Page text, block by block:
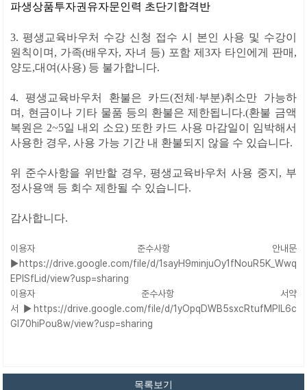
파생상품투자권유자문인력 초단기합격반
3. 평생교육바우처 수강 신청 접수 시 본인 사용 및 수강이
원칙이며, 가족(배우자, 자녀 등) 포함 제3자 타인에게 판매,
양도,대여(사용) 등 불가합니다.
4. 평생교육바우처 환불은 카드(전체·부분)취소만 가능하
며, 현금이나 기타 물품 등의 환불은 제한됩니다.(환불 금액
복원은 2~5일 내외 소요)또한 카드 사용 마감일이 임박해서
사용한 경우, 사용 가능 기간 내 환불되지 않을 수 있습니다.
위 준수사항을 위반할 경우, 평생교육바우처 사용 중지, 부
정사용액 등 회수 제한될 수 있습니다.
감사합니다.
이용자 준수사항 안내문
▶https://drive.google.com/file/d/1sayH9minjuOy1fNouR5K_Wwq
EPlSfLid/view?usp=sharing
이용자 준수사항 서약
서
▶ https://drive.google.com/file/d/1yOpqDWB5sxcRtufMPIL6c
GI70hiPou8w/view?usp=sharing